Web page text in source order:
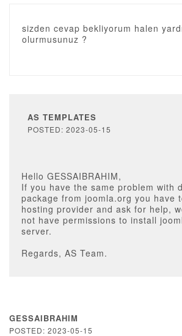
sizden cevap bekliyorum halen
olurmusunuz ?
AS TEMPLATES
POSTED: 2023-05-15
Hello GESSAIBRAHIM,
If you have the same problem with
package from joomla.org you have
hosting provider and ask for help,
not have permissions to install
server.
Regards, AS Team.
GESSAIBRAHIM
POSTED: 2023-05-15